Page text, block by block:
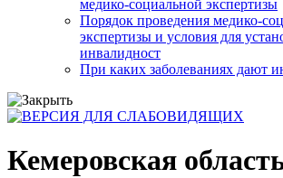
медико-социальной экспертизы
Порядок проведения медико-
экспертизы и условия для
инвалидност
При каких заболеваниях дают
Кемеровская